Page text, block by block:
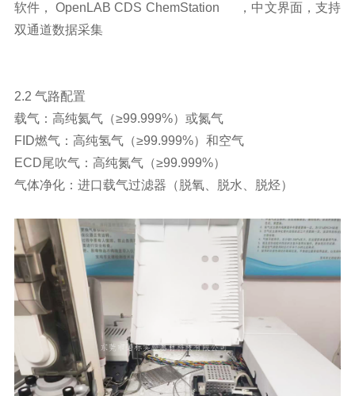
软件， OpenLAB CDS ChemStation ，中文界面，支持
双通道数据采集
2.2 气路配置
载气：高纯氦气（≥99.999%）或氮气
FID燃气：高纯氢气（≥99.999%）和空气
ECD尾吹气：高纯氮气（≥99.999%）
气体净化：进口载气过滤器（脱氧、脱水、脱烃）